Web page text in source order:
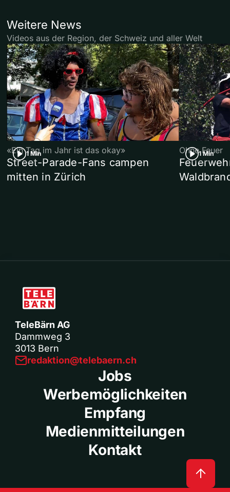
Weitere News
Videos aus der Region, der Schweiz und aller Welt
1 Min
«Ein Tag im Jahr ist das okay»
Street-Parade-Fans campen
mitten in Zürich
1 Min
Ohne Feuer
TeleBärn AG
Dammweg 3
3013 Bern
redaktion@telebaern.ch
Jobs
Werbemöglichkeiten
Empfang
Medienmitteilungen
Kontakt